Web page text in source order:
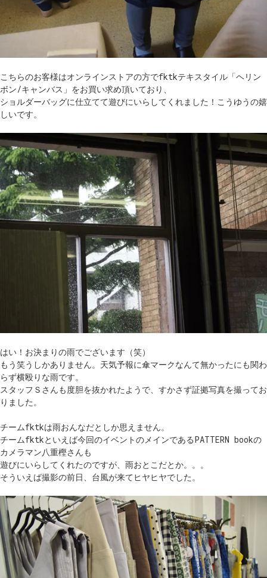
こちらのお客様はオンラインストアの方でfktkテキスタイル「ヘリン
ボン/キャンバス」をお買い求め頂いており、
ショルダーバッグに仕立てて遊びにいらしてくれました！こうゆうの嬉
しいです。
はい！お決まりの雨でございます（笑）
もう笑うしかありません。天気予報に傘マークなんて無かったにも関わ
らず横殴りな雨です。
スタッフＳさんも度胆を抜かれたようで、すかさず証拠写真を撮ってお
りました。
チームfktkは雨おんなだとしか思えません。
チームfktkといえば今回のイベントのメインであるPATTERN bookの
カメラマン八重樫さんも
遊びにいらしてくれたのですが、雨おとこだとか。。。
そういえば撮影の前日、台風が来てヒヤヒヤでした。